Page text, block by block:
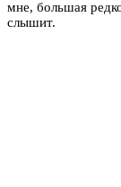
мне, большая
слышит.